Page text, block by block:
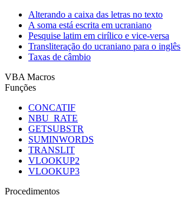
Alterando a caixa das letras no texto
A soma está escrita em ucraniano
Pesquise latim em cirílico e vice-versa
Transliteração do ucraniano para o inglês
Taxas de câmbio
VBA Macros
Funções
CONCATIF
NBU_RATE
GETSUBSTR
SUMINWORDS
TRANSLIT
VLOOKUP2
VLOOKUP3
Procedimentos